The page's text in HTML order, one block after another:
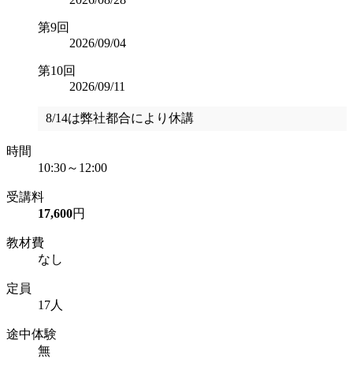
第9回
2026/09/04
第10回
2026/09/11
8/14は弊社都合により休講
時間
10:30～12:00
受講料
17,600円
教材費
なし
定員
17人
途中体験
無